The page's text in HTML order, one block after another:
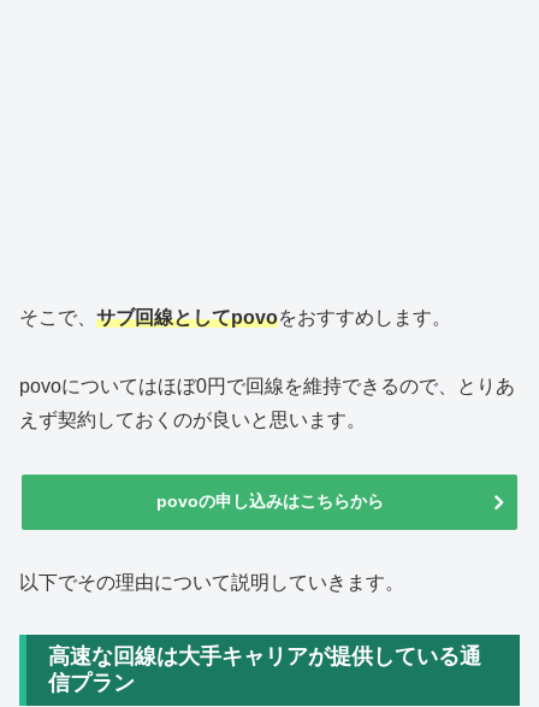
そこで、 サブ回線としてpovoをおすすめします。
povoについてはほぼ0円で回線を維持できるので、とりあ
えず契約しておくのが良いと思います。
povoの申し込みはこちらから
以下でその理由について説明していきます。
高速な回線は大手キャリアが提供している通
信プラン